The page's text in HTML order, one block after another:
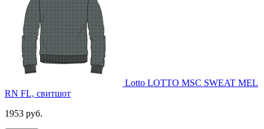
Lotto LOTTO MSC SWEAT MEL
RN FL, свитшот
1953 руб.